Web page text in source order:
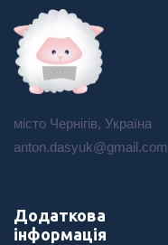
місто Чернігів, Україна
anton.dasyuk@gmail.com
Додаткова
інформація